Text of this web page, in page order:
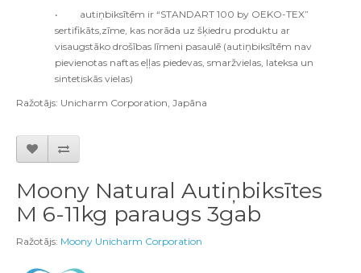
•
autiņbiksītēm ir “STANDART 100 by OEKO-TEX”
sertifikāts,zīme, kas norāda uz šķiedru produktu ar
visaugstāko drošības līmeni pasaulē (autiņbiksītēm nav
pievienotas naftas eļļas piedevas, smaržvielas, lateksa un
sintetiskās vielas)
Ražotājs: Unicharm Corporation, Japāna
Moony Natural Autiņbiksītes
M 6-11kg paraugs 3gab
Ražotājs: Moony Unicharm Corporation